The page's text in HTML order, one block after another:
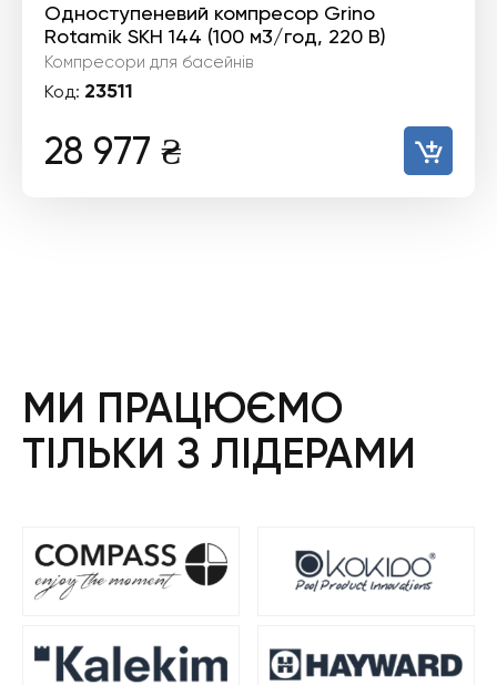
Одноступеневий компресор Grino
Rotamik SKH 144 (100 м3/год, 220 В)
Компресори для басейнів
Код: 23511
28 977 ₴
МИ ПРАЦЮЄМО
ТІЛЬКИ З ЛІДЕРАМИ